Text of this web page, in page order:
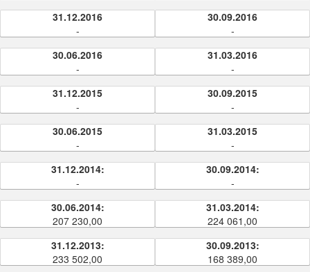
31.12.2016
-
30.09.2016
-
30.06.2016
-
31.03.2016
-
31.12.2015
-
30.09.2015
-
30.06.2015
-
31.03.2015
-
31.12.2014:
-
30.09.2014:
-
30.06.2014:
207 230,00
31.03.2014:
224 061,00
31.12.2013:
233 502,00
30.09.2013:
168 389,00